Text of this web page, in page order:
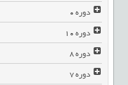
دوره0
دوره10
دوره8
دوره7